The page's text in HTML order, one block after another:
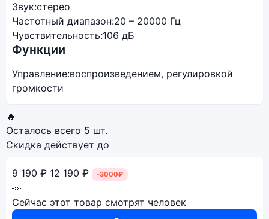
Звук:стерео
Частотный диапазон:20 – 20000 Гц
Чувствительность:106 дБ
Функции
Управление:воспроизведением, регулировкой
громкости
🔥
Осталось всего 5 шт.
Скидка действует до
9 190 ₽ 12 190 ₽ -3000₽
👀
Сейчас этот товар смотрят человек